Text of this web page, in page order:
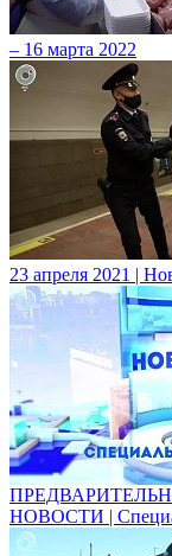
– 16 марта 2022
23 апреля 2021 |
НОВОСТИ |